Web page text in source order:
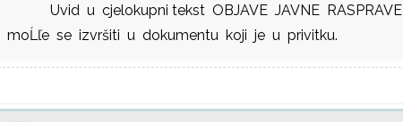
Uvid u cjelokupni tekst OBJAVE JAVNE RASPRAVE
moĹľe se izvršiti u dokumentu koji je u privitku.